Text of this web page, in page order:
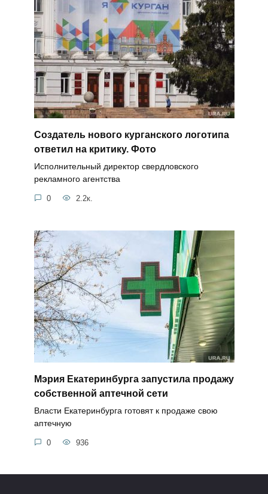
Создатель нового курганского логотипа
ответил на критику. Фото
Исполнительный директор свердловского
рекламного агентства
0 2.2к.
Мэрия Екатеринбурга запустила продажу
собственной аптечной сети
Власти Екатеринбурга готовят к продаже свою
аптечную
0 936